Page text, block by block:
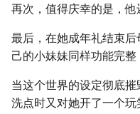
再次，值得庆幸的是，他
最后，在她成年礼结束
己的小妹妹同样功能完
当这个世界的设定彻底
洗点时又对她开了一个玩